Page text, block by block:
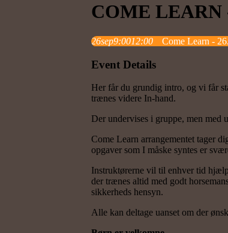
COME LEARN
26sep9:0012:00 Come Learn -
Event Details
Her får du grundig intro, og vi får
trænes videre In-hand.
Der undervises i gruppe, men med
Come Learn arrangementet tager
opgaver som I måske syntes er
Instruktørerne vil til enhver tid
der trænes altid med godt
sikkerheds hensyn.
Alle kan deltage uanset om der